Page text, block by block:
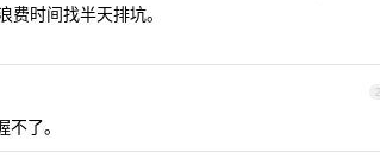
时间找半天排坑。
2
了。